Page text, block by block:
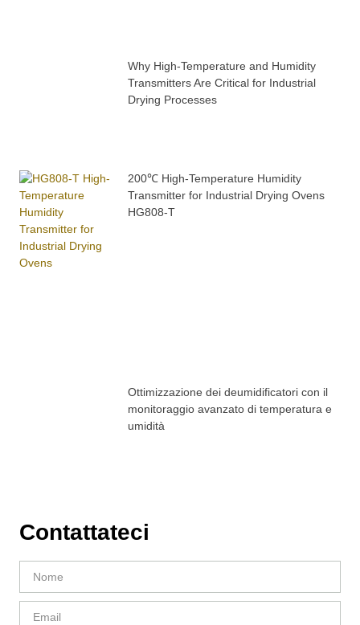
Why High-Temperature and Humidity
Transmitters Are Critical for Industrial
Drying Processes
200℃ High-Temperature Humidity
Transmitter for Industrial Drying Ovens
HG808-T
Ottimizzazione dei deumidificatori con il
monitoraggio avanzato di temperatura e
umidità
Contattateci